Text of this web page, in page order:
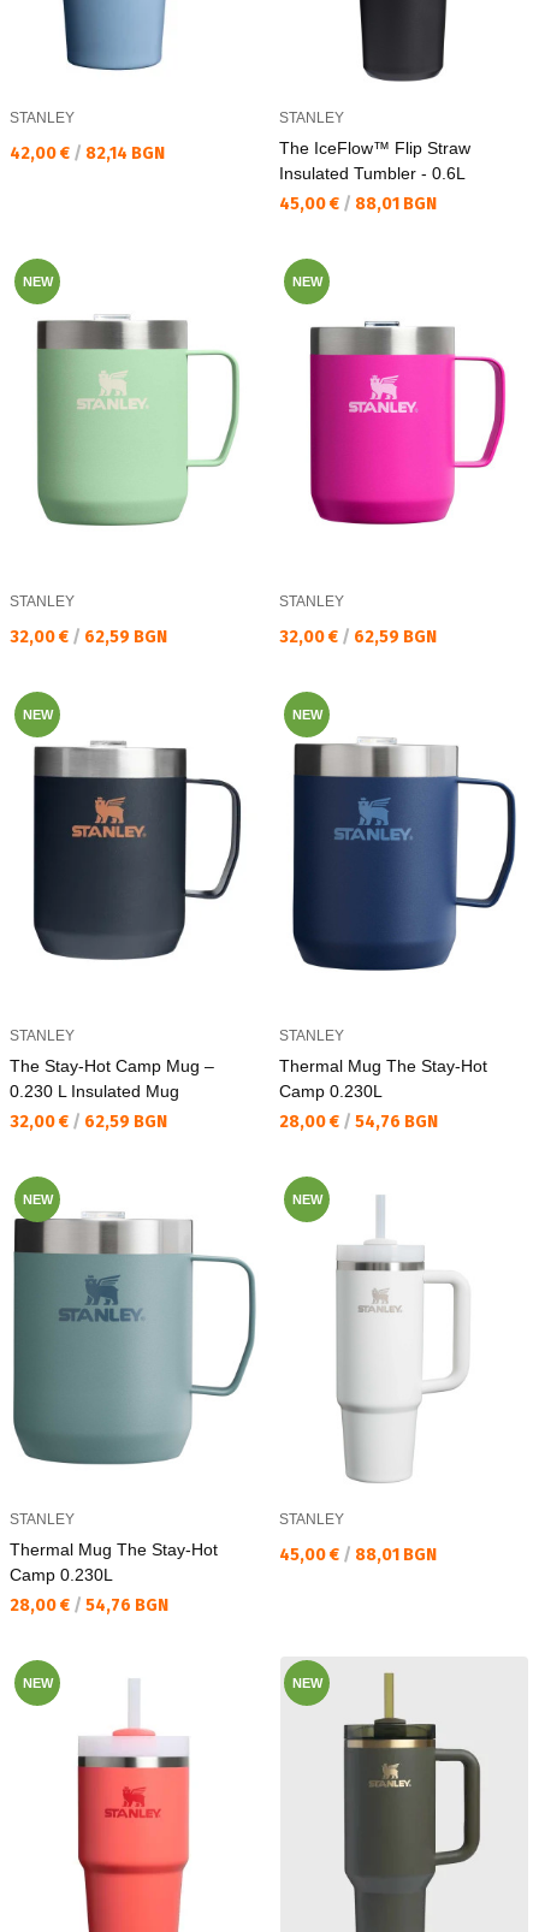
STANLEY
Текуща цена:
42,00 € / 82,14 BGN
STANLEY
The IceFlow™ Flip Straw
Insulated Tumbler - 0.6L
Текуща цена:
45,00 € / 88,01 BGN
NEW
STANLEY
Текуща цена:
32,00 € / 62,59 BGN
NEW
STANLEY
Текуща цена:
32,00 € / 62,59 BGN
NEW
STANLEY
The Stay-Hot Camp Mug –
0.230 L Insulated Mug
Текуща цена:
32,00 € / 62,59 BGN
NEW
STANLEY
Thermal Mug The Stay-Hot
Camp 0.230L
Текуща цена:
28,00 € / 54,76 BGN
NEW
STANLEY
Thermal Mug The Stay-Hot
Camp 0.230L
Текуща цена:
28,00 € / 54,76 BGN
NEW
STANLEY
Текуща цена:
45,00 € / 88,01 BGN
NEW NEW